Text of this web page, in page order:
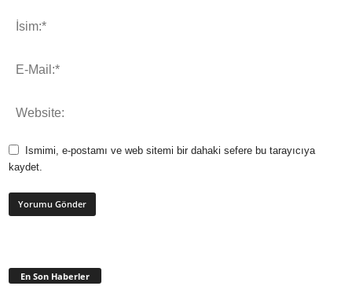
Ismimi, e-postamı ve web sitemi bir dahaki sefere bu tarayıcıya
kaydet.
En Son Haberler